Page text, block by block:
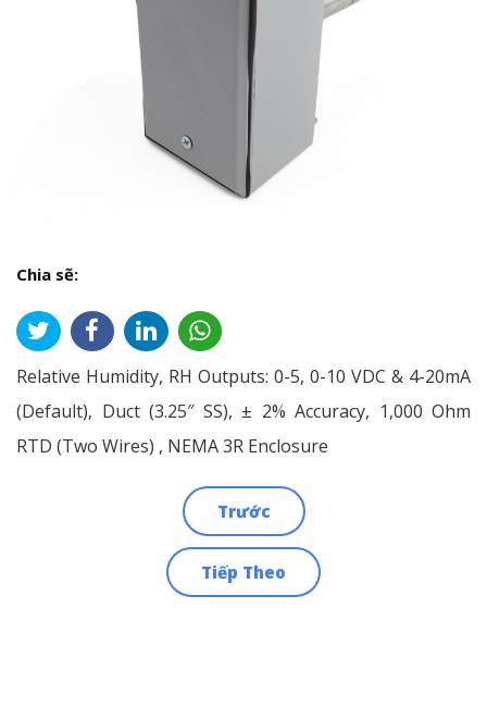
Chia sẽ:
Relative Humidity, RH Outputs: 0-5, 0-10 VDC & 4-20mA
(Default), Duct (3.25″ SS), ± 2% Accuracy, 1,000 Ohm
RTD (Two Wires) , NEMA 3R Enclosure
Trước
Tiếp Theo